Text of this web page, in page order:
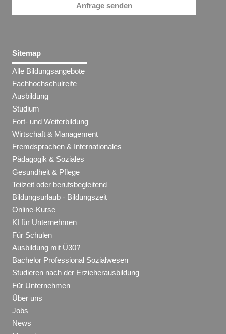
Anfrage senden
Sitemap
Alle Bildungsangebote
Fachhochschulreife
Ausbildung
Studium
Fort- und Weiterbildung
Wirtschaft & Management
Fremdsprachen & Internationales
Pädagogik & Soziales
Gesundheit & Pflege
Teilzeit oder berufsbegleitend
Bildungsurlaub · Bildungszeit
Online-Kurse
KI für Unternehmen
Für Schulen
Ausbildung mit Ü30?
Bachelor Professional Sozialwesen
Studieren nach der Erzieherausbildung
Für Unternehmen
Über uns
Jobs
News